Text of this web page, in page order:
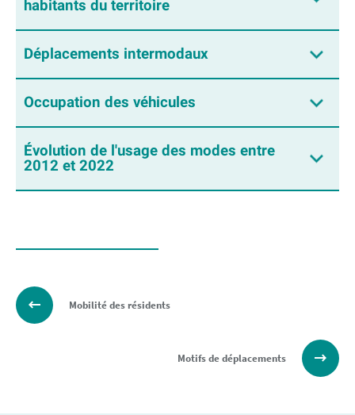
habitants du territoire
Déplacements intermodaux
Occupation des véhicules
Évolution de l'usage des modes entre
2012 et 2022
Mobilité des résidents
Motifs de déplacements